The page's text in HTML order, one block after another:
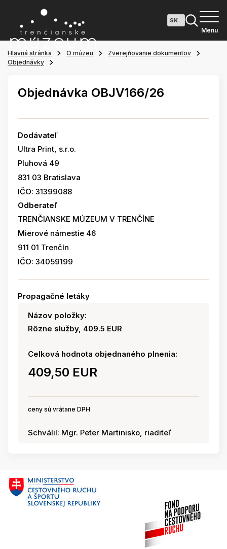
Menu
Hlavná stránka O múzeu
Zverejňovanie dokumentov
Objednávky
Objednávka OBJV166/26
Dodávateľ
Ultra Print, s.r.o.
Pluhová 49
831 03 Bratislava
IČO: 31399088
Odberateľ
TRENČIANSKE MÚZEUM V TRENČÍNE
Mierové námestie 46
911 01 Trenčín
IČO: 34059199
Propagačné letáky
Názov položky:
Rôzne služby, 409.5 EUR
Celková hodnota objednaného plnenia:
409,50 EUR
ceny sú vrátane DPH
Schválil: Mgr. Peter Martinisko, riaditeľ